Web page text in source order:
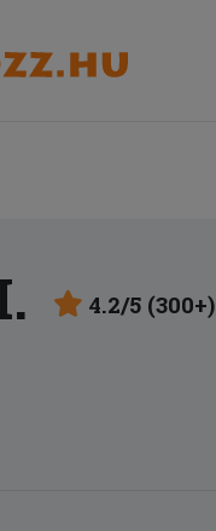
4.2/5 (300+)